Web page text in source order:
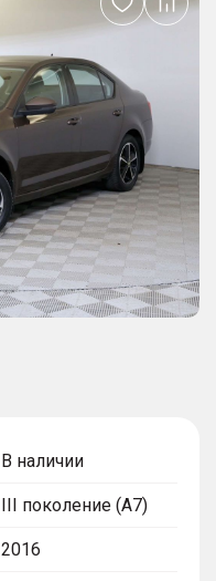
В наличии
III поколение (A7)
2016
Добавить
в